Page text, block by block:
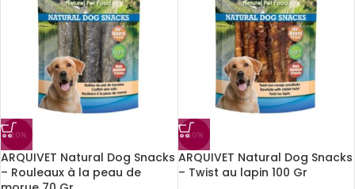
-10%
ARQUIVET Natural Dog Snacks
– Rouleaux à la peau de
-10%
ARQUIVET Natural Dog Snacks
– Twist au lapin 100 Gr